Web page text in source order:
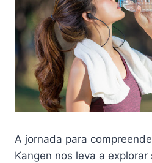
A jornada para
Kangen nos leva a explorar